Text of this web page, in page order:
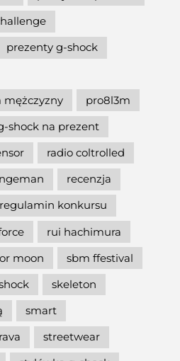
prezenty g-shock
mężczyzny
pro8l3m
shock na prezent
radio coltrolled
recenzja
regulamin konkursu
rui hachimura
moon
sbm ffestival
skeleton
smart
streetwear